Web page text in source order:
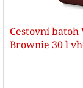
Cestovní batoh
Brownie 30 l